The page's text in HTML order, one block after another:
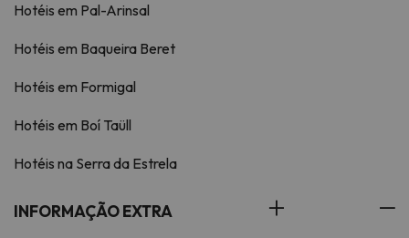
Hotéis em Pal-Arinsal
Hotéis em Baqueira Beret
Hotéis em Formigal
Hotéis em Boí Taüll
Hotéis na Serra da Estrela
INFORMAÇÃO EXTRA